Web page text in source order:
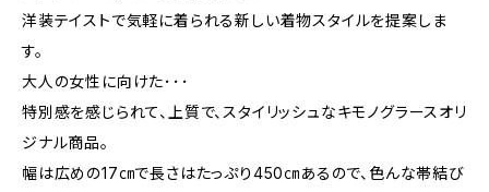
洋装テイストで気軽に着られる新しい着物スタイルを提案しま
す。
大人の女性に向けた･･･
特別感を感じられて、上質で、スタイリッシュなキモノグラースオリ
ジナル商品。
幅は広めの17㎝で長さはたっぷり450㎝あるので、色んな帯結び